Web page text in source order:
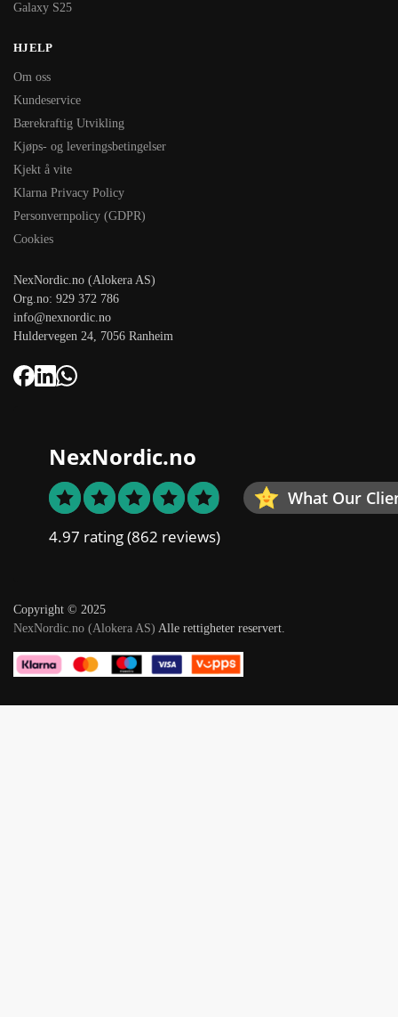
Galaxy S25
HJELP
Om oss
Kundeservice
Bærekraftig Utvikling
Kjøps- og leveringsbetingelser
Kjekt å vite
Klarna Privacy Policy
Personvernpolicy (GDPR)
Cookies
NexNordic.no (Alokera AS)
Org.no: 929 372 786
info@nexnordic.no
Huldervegen 24, 7056 Ranheim
NexNordic.no
What Our
4.97 rating(862 reviews)
Copyright © 2025
NexNordic.no (Alokera AS) Alle rettigheter reservert.